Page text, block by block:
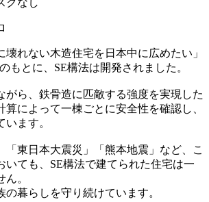
壊れない木造住宅を日本中に広めたい」
もとに、SE構法は開発されました。
がら、鉄骨造に匹敵する強度を実現した
算によって一棟ごとに安全性を確認し、
ます。
「東日本大震災」「熊本地震」など、こ
いても、SE構法で建てられた住宅は一
。
暮らしを守り続けています。